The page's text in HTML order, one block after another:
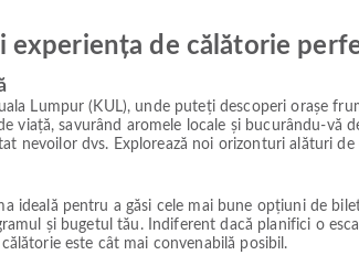
experiența de călătorie
Lumpur (KUL), unde puteți descoperi orașe
viață, savurând aromele locale și bucurându-vă
nevoilor dvs. Explorează noi orizonturi alături
ideală pentru a găsi cele mai bune opțiuni de
și bugetul tău. Indiferent dacă planifici o
este cât mai convenabilă posibil.